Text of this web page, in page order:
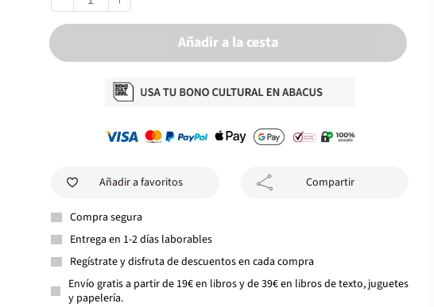
Añadir a la cesta
Añadir a favoritos Compartir
Compra segura
Entrega en 1-2 días laborables
Regístrate y disfruta de descuentos en cada compra
Envío gratis a partir de 19€ en libros y de 39€ en libros de texto, juguetes
y papelería.